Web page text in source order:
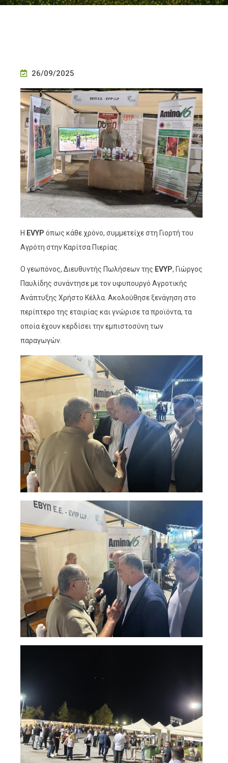
26/09/2025
Η EVYP όπως κάθε χρόνο, συμμετείχε στη Γιορτή του
Αγρότη στην Καρίτσα Πιερίας.
Ο γεωπόνος, Διευθυντής Πωλήσεων της EVYP, Γιώργος
Παυλίδης συνάντησε με τον υφυπουργό Αγροτικής
Ανάπτυξης Χρήστο Κέλλα. Ακολούθησε ξενάγηση στο
περίπτερο της εταιρίας και γνώρισε τα προϊόντα, τα
οποία έχουν κερδίσει την εμπιστοσύνη των
παραγωγών.